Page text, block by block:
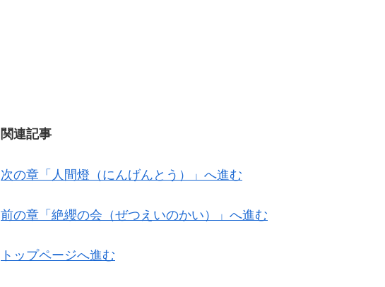
関連記事
次の章「人間燈（にんげんとう）」へ進む
前の章「絶纓の会（ぜつえいのかい）」へ進む
トップページへ進む